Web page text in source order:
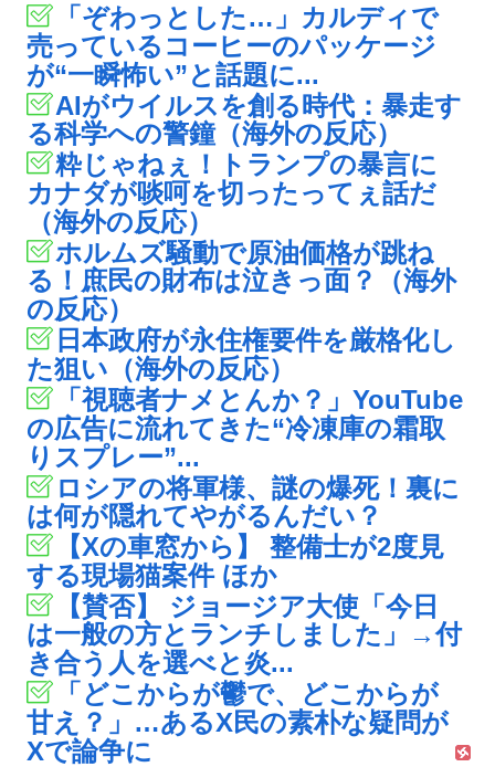
「ぞわっとした…」カルディで
売っているコーヒーのパッケージ
が“一瞬怖い”と話題に...
AIがウイルスを創る時代：暴走す
る科学への警鐘（海外の反応）
粋じゃねぇ！トランプの暴言に
カナダが啖呵を切ったってぇ話だ
（海外の反応）
ホルムズ騒動で原油価格が跳ね
る！庶民の財布は泣きっ面？（海外
の反応）
日本政府が永住権要件を厳格化し
た狙い（海外の反応）
「視聴者ナメとんか？」YouTube
の広告に流れてきた“冷凍庫の霜取
りスプレー”...
ロシアの将軍様、謎の爆死！裏に
は何が隠れてやがるんだい？
【Xの車窓から】 整備士が2度見
する現場猫案件 ほか
【賛否】 ジョージア大使「今日
は一般の方とランチしました」→付
き合う人を選べと炎...
「どこからが鬱で、どこからが
甘え？」…あるX民の素朴な疑問が
Xで論争に